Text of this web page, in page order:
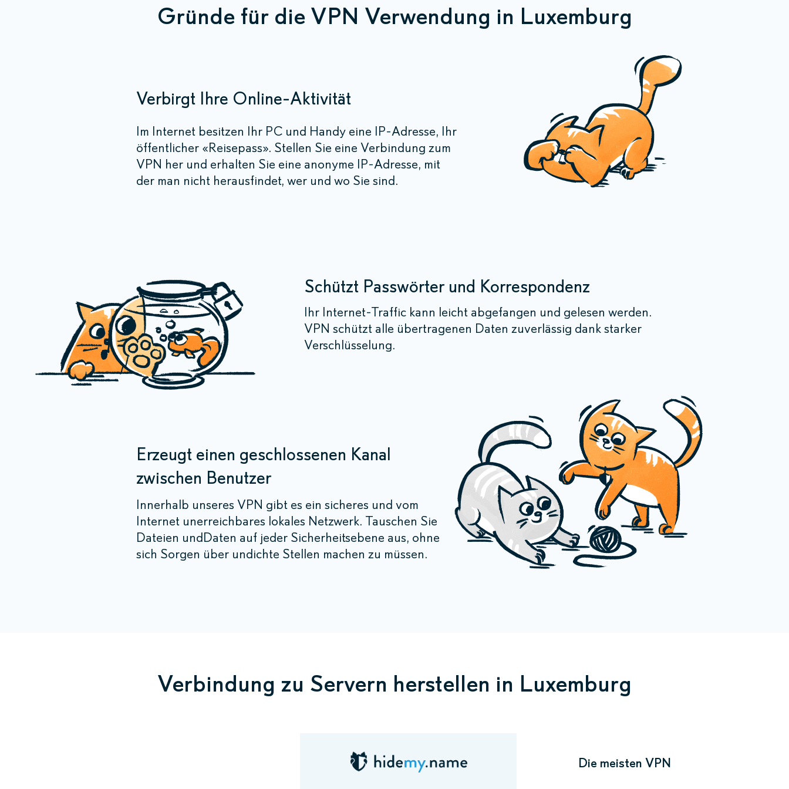
Gründe für die VPN Verwendung in Luxemburg
Verbirgt Ihre Online-Aktivität
Im Internet besitzen Ihr PC und Handy eine IP-Adresse, Ihr
öffentlicher «Reisepass». Stellen Sie eine Verbindung zum
VPN her und erhalten Sie eine anonyme IP-Adresse, mit
der man nicht herausfindet, wer und wo Sie sind.
Schützt Passwörter und Korrespondenz
Ihr Internet-Traffic kann leicht abgefangen und gelesen werden.
VPN schützt alle übertragenen Daten zuverlässig dank starker
Verschlüsselung.
Erzeugt einen geschlossenen Kanal
zwischen Benutzer
Innerhalb unseres VPN gibt es ein sicheres und vom
Internet unerreichbares lokales Netzwerk. Tauschen Sie
Dateien undDaten auf jeder Sicherheitsebene aus, ohne
sich Sorgen über undichte Stellen machen zu müssen.
Verbindung zu Servern herstellen in Luxemburg
Die meisten VPN